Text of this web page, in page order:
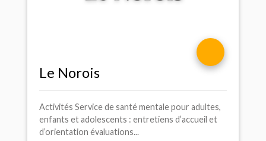
Le Norois
Activités Service de santé mentale pour adultes,
enfants et adolescents : entretiens d’accueil et
d’orientation évaluations...